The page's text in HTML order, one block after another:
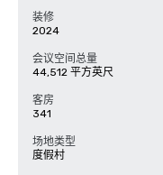
装修
2024
会议空间总量
44,512 平方英尺
客房
341
场地类型
度假村